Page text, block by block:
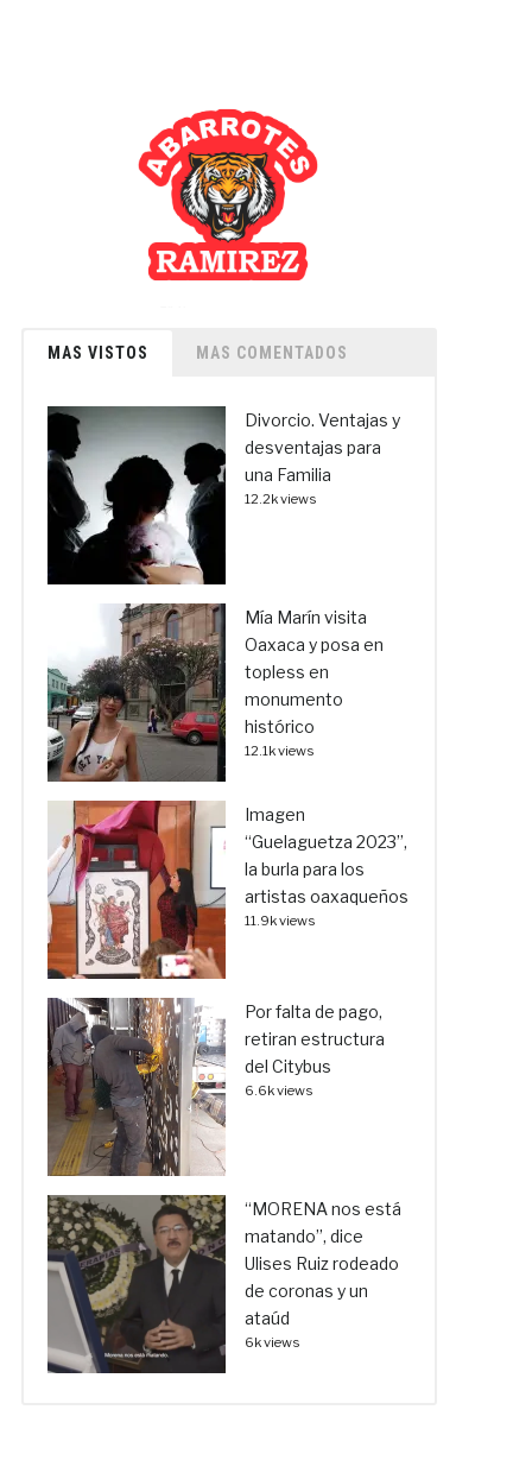
MAS VISTOS MAS COMENTADOS
Divorcio. Ventajas y
desventajas para
una Familia
12.2k views
Mía Marín visita
Oaxaca y posa en
topless en
monumento
histórico
12.1k views
Imagen
“Guelaguetza 2023”,
la burla para los
artistas oaxaqueños
11.9k views
Por falta de pago,
retiran estructura
del Citybus
6.6k views
“MORENA nos está
matando”, dice
Ulises Ruiz rodeado
de coronas y un
ataúd
6k views